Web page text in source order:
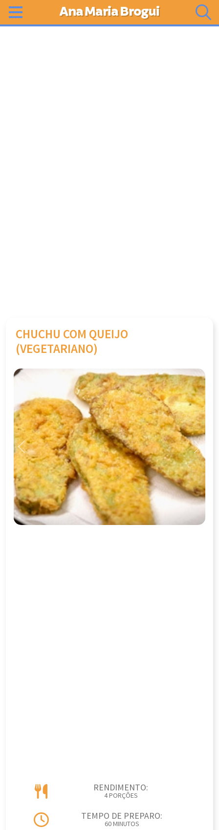
Ana Maria Brogui
CHUCHU COM QUEIJO
(VEGETARIANO)
Previous Next
RENDIMENTO:
4 PORÇÕES
TEMPO DE PREPARO:
60 MINUTOS